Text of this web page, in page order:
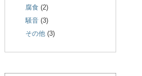
腐食 (2)
騒音 (3)
その他 (3)